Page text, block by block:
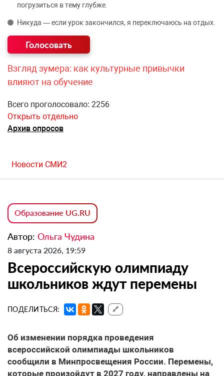
погрузиться в тему глубже.
Никуда — если урок закончился, я переключаюсь на отдых.
Взгляд зумера: как культурные привычки
влияют на обучение
Всего проголосовало: 2256
Открыть отдельно
Архив опросов
Новости СМИ2
Образование UG.RU
Автор: Ольга Чудина
8 августа 2026, 19:59
Всероссийскую олимпиаду
школьников ждут перемены
ПОДЕЛИТЬСЯ: 🔗
Об изменении порядка проведения
всероссийской олимпиады школьников
сообщили в Минпросвещения России. Перемены,
которые произойдут в 2027 году, направлены на